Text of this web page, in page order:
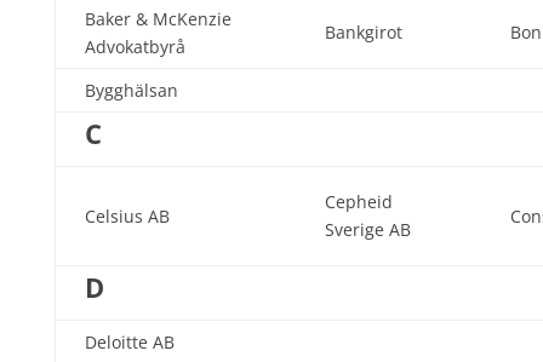
Baker & McKenzie
Advokatbyrå
Bankgirot
Bygghälsan
C
Celsius AB
Cepheid
Sverige AB
D
Deloitte AB